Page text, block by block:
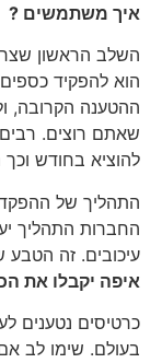
איך משתמשים ?
השלב הראשון
הוא להפקיד כספים
ההטענה הקרובה,
שאתם רוצים. רבים
להוציא בחודש וכך
התהליך של ההפקדה
החברות התהליך
עיכובים. זה הטבע
איפה יקבלו את
כרטיסים נטענים
בעולם. שימו לב אם